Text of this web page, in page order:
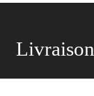
Livraison